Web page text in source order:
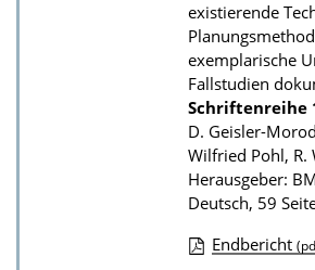
a
t
i
o
n
existierende
exemplarische
Fallstudien
Schriftenreihe
D. Geisler-
Wilfried Pohl, R.
Herausgeber:
Deutsch, 59
Endbericht